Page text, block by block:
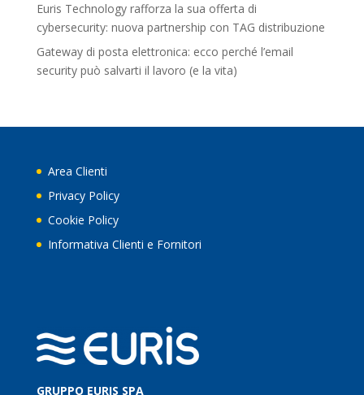
Euris Technology rafforza la sua offerta di
cybersecurity: nuova partnership con TAG distribuzione
Gateway di posta elettronica: ecco perché l’email
security può salvarti il lavoro (e la vita)
Area Clienti
Privacy Policy
Cookie Policy
Informativa Clienti e Fornitori
GRUPPO EURIS SPA